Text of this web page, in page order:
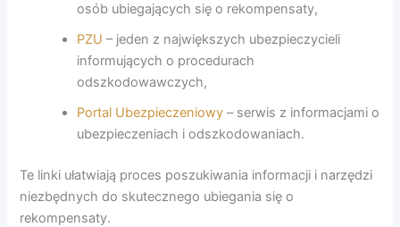
osób ubiegających się o rekompensaty,
PZU – jeden z największych ubezpieczycieli
informujących o procedurach
odszkodowawczych,
Portal Ubezpieczeniowy – serwis z informacjami o
ubezpieczeniach i odszkodowaniach.
Te linki ułatwiają proces poszukiwania informacji i narzędzi
niezbędnych do skutecznego ubiegania się o
rekompensaty.